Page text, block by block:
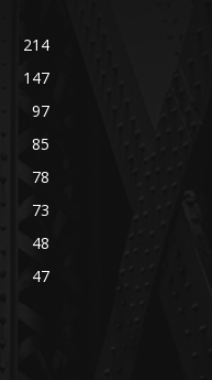
214
147
97
85
78
73
48
47